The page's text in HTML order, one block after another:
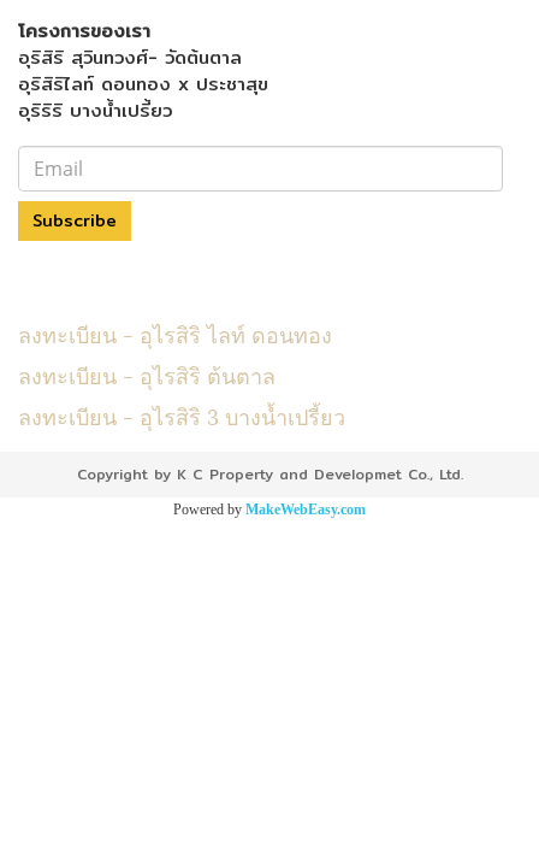
โครงการของเรา
อุริสิริ สุวินทวงศ์- วัดต้นตาล
อุริสิริไลท์ ดอนทอง x ประชาสุข
อุริริริ บางน้ำเปรี้ยว
Subscribe
ลงทะเบียน - อุไรสิริ ไลท์ ดอนทอง
ลงทะเบียน - อุไรสิริ ต้นตาล
ลงทะเบียน - อุไรสิริ 3 บางน้ำเปรี้ยว
Copyright by K C Property and Developmet Co., Ltd.
Powered by MakeWebEasy.com